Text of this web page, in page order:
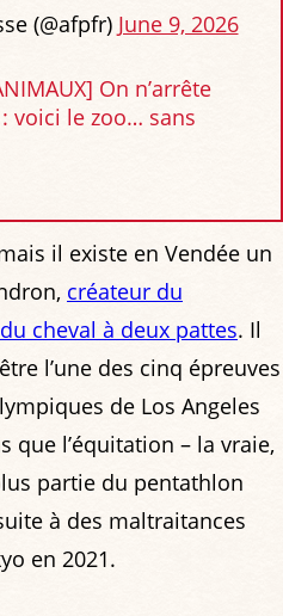
(@afpfr) June 9, 2026
On n’arrête
voici le zoo… sans
il existe en Vendée un
créateur du
cheval à deux pattes. Il
l’une des cinq épreuves
de Los Angeles
que l’équitation – la vraie,
partie du pentathlon
à des maltraitances
en 2021.